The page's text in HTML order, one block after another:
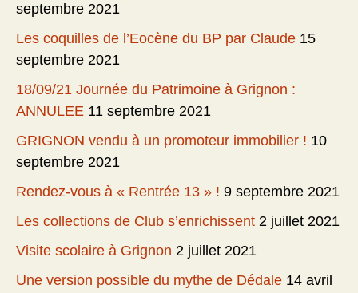
septembre 2021
Les coquilles de l’Eocène du BP par Claude 15
septembre 2021
18/09/21 Journée du Patrimoine à Grignon :
ANNULEE 11 septembre 2021
GRIGNON vendu à un promoteur immobilier ! 10
septembre 2021
Rendez-vous à « Rentrée 13 » ! 9 septembre 2021
Les collections de Club s’enrichissent 2 juillet 2021
Visite scolaire à Grignon 2 juillet 2021
Une version possible du mythe de Dédale 14 avril